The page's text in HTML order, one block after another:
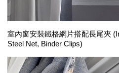
室內窗安裝鐵格網片搭配長尾夾
Steel Net, Binder Clips)